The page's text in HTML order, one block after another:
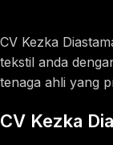
CV Kezka
tekstil anda
tenaga ahli yang
CV Kezka